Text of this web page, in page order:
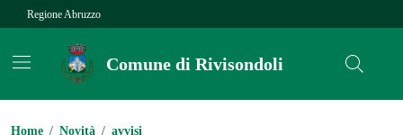
Vai ai contenuti
Vai al footer
Regione Abruzzo
Comune di Rivisondoli
Home / Novità / avvisi